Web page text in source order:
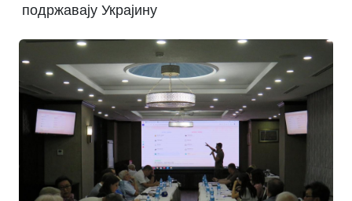
подржавају Украјину